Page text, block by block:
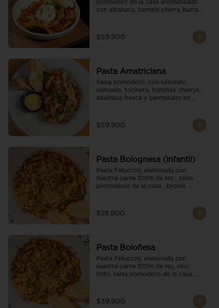
pomodoro de la casa aromatizada
con albahaca, tomate cherry, burrata
$59.900
Pasta Amatriciana
Salsa pomodoro, con solomito
salteado, tocineta, tomates cherrys,
albahaca fresca y parmesano en
$59.900
Pasta Bolognesa (infantil)
Pasta Fetuccini, elaborada con
nuestra carne 100% de res , salsa
promodoro de la casa , brotes
$28.900
Pasta Boloñesa
Pasta Fetuccini, elaborada con
nuestra carne 100% de res, vino
tinto, salsa pomodoro de la casa,
$39.900